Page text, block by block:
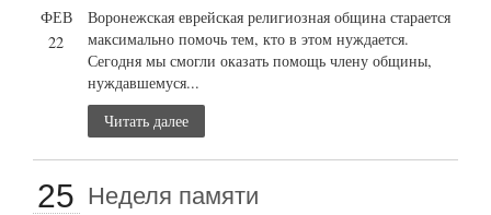
ФЕВ
22
Воронежская еврейская религиозная община старается
максимально помочь тем, кто в этом нуждается.
Сегодня мы смогли оказать помощь члену общины,
нуждавшемуся...
Читать далее
25 Неделя памяти